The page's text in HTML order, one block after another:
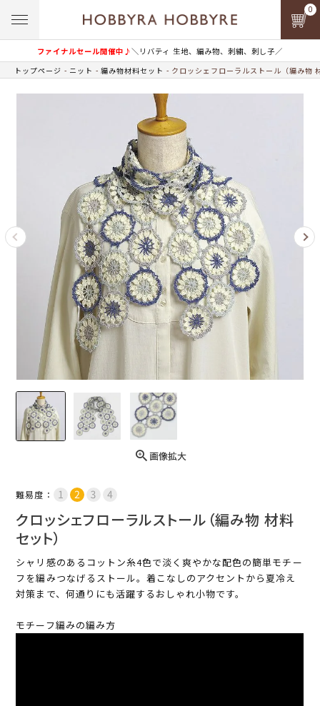
ファイナルセール開催中♪＼リバティ 生地、編み物、刺繍、刺し子／
0
トップページ ニット 編み物材料セット クロッシェフローラルストール（編み物
画像拡大
難易度：
クロッシェフローラルストール（編み物 材料
セット）
シャリ感のあるコットン糸4色で淡く爽やかな配色の簡単モチー
フを編みつなげるストール。着こなしのアクセントから夏冷え
対策まで、何通りにも活躍するおしゃれ小物です。
モチーフ編みの編み方